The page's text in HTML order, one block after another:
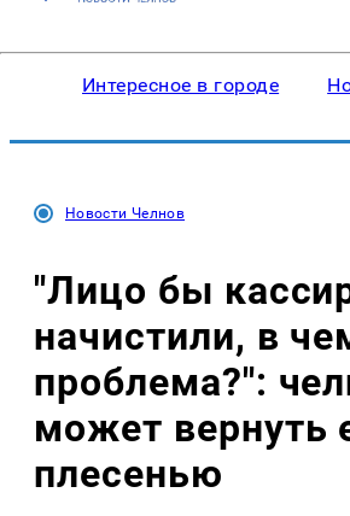
Интересное в городе
Новости Челнов
"Лицо бы
начистили, в
проблема?":
может вернуть
плесенью